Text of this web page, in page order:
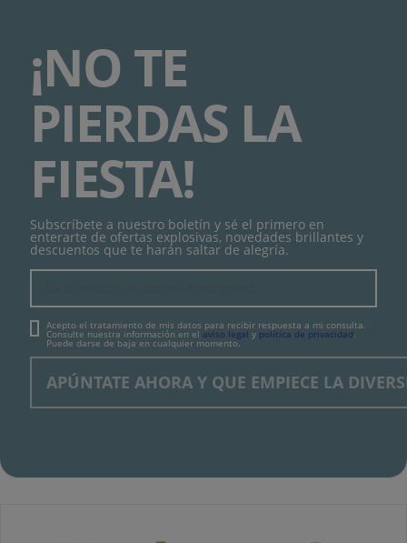
¡NO TE
PIERDAS LA
FIESTA!
Subscríbete a nuestro boletín y sé el primero en
enterarte de ofertas explosivas, novedades brillantes y
descuentos que te harán saltar de alegría.
Acepto el tratamiento de mis datos para recibir respuesta a mi consulta.
Consulte nuestra información en el aviso legal y política de privacidad
Puede darse de baja en cualquier momento.